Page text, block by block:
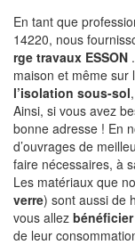
En tant que
14220, nous
rge travaux ESSON
maison et même sur
l’isolation sous-sol
Ainsi, si vous avez
bonne adresse ! En
d’ouvrages de
faire nécessaires, à
Les matériaux que
verre) sont aussi de
vous allez bénéficier
de leur